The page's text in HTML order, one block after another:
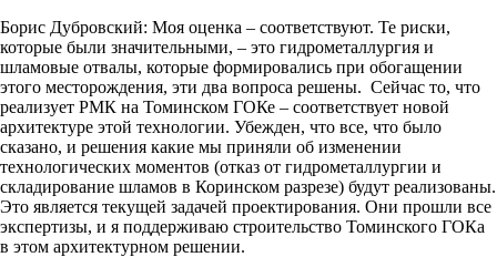
Борис Дубровский: Моя оценка – соответствуют. Те риски,
которые были значительными, – это гидрометаллургия и
шламовые отвалы, которые формировались при обогащении
этого месторождения, эти два вопроса решены. Сейчас то, что
реализует РМК на Томинском ГОКе – соответствует новой
архитектуре этой технологии. Убежден, что все, что было
сказано, и решения какие мы приняли об изменении
технологических моментов (отказ от гидрометаллургии и
складирование шламов в Коринском разрезе) будут реализованы.
Это является текущей задачей проектирования. Они прошли все
экспертизы, и я поддерживаю строительство Томинского ГОКа
в этом архитектурном решении.